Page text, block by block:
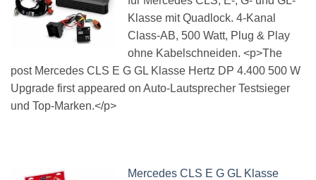
Klasse mit Quadlock. 4-Kanal
Class-AB, 500 Watt, Plug & Play
ohne Kabelschneiden. <p>The
post Mercedes CLS E G GL Klasse Hertz DP 4.400 500 W
Upgrade first appeared on Auto-Lautsprecher Testsieger
und Top-Marken.</p>
Mercedes CLS E G GL Klasse